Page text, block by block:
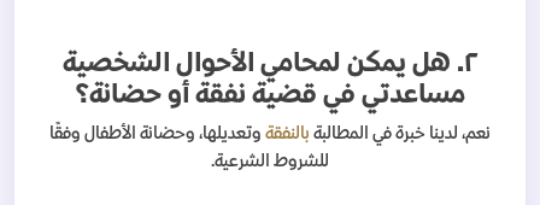
٢. هل يمكن لمحامي الأحوال الشخصية
مساعدتي في قضية نفقة أو حضانة؟
نعم، لدينا خبرة في المطالبة بالنفقة وتعديلها، وحضانة الأطفال وفقًا
للشروط الشرعية.